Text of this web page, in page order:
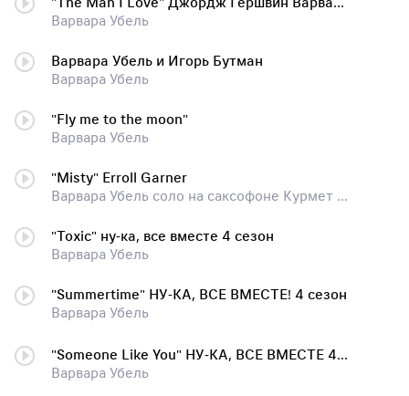
Варвара Убель
Варвара Убель и Игорь Бутман
Варвара Убель
"Fly me to the moon"
Варвара Убель
"Misty" Erroll Garner
Варвара Убель соло на саксофоне Курмет Серикбаев
"Toxic" ну-ка, все вместе 4 сезон
Варвара Убель
"Summertime" НУ-КА, ВСЕ ВМЕСТЕ! 4 сезон
Варвара Убель
"Someone Like You" НУ-КА, ВСЕ ВМЕСТЕ 4 сезон
Варвара Убель